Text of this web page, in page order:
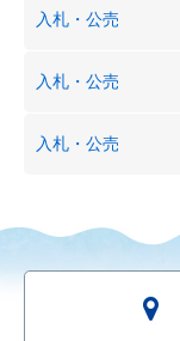
入札・公売
入札・公売
入札・公売